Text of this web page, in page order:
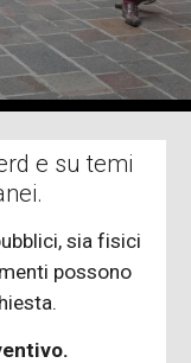
e su temi
sia fisici
possono